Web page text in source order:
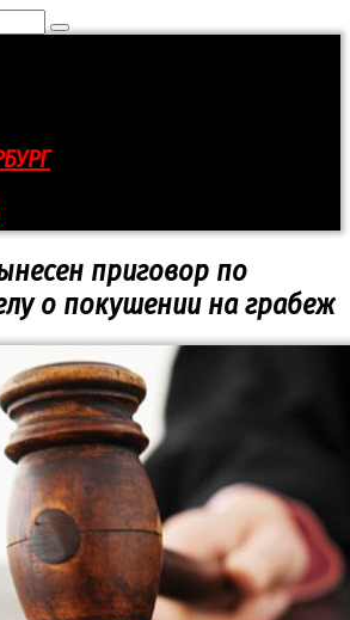
приговор по
о покушении на грабеж